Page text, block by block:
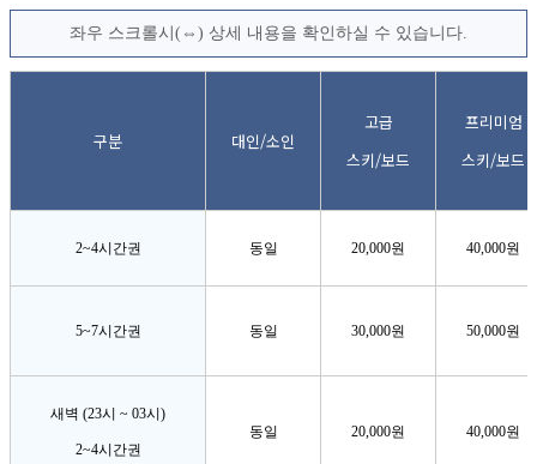
좌우 스크롤시(⇔) 상세 내용을 확인하실 수 있습니다.
구분 대인/소인
고급
스키/보드
프리미엄
스키/보드
2~4시간권 동일 20,000원 40,000원
5~7시간권 동일 30,000원 50,000원
새벽 (23시 ~ 03시)
2~4시간권
동일 20,000원 40,000원